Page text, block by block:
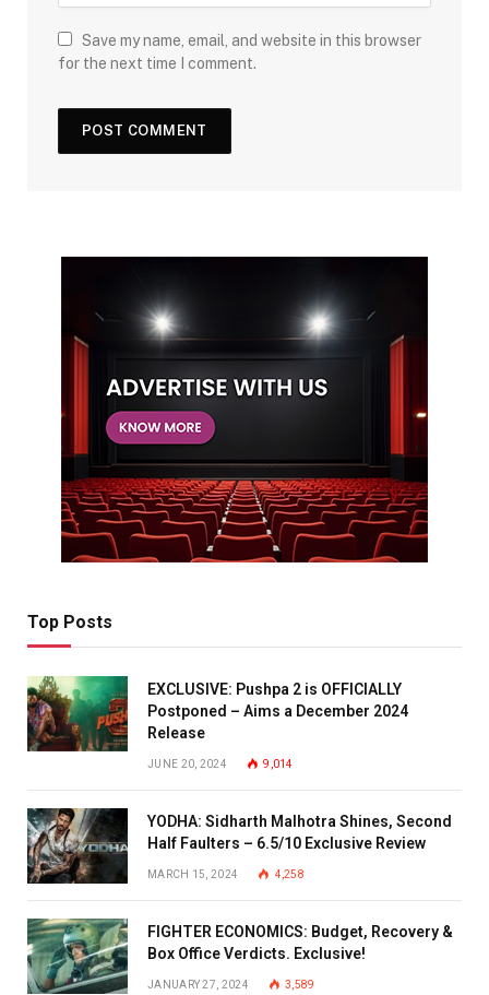
Save my name, email, and website in this browser
for the next time I comment.
Top Posts
EXCLUSIVE: Pushpa 2 is OFFICIALLY
Postponed – Aims a December 2024
Release
JUNE 20, 2024 9,014
YODHA: Sidharth Malhotra Shines, Second
Half Faulters – 6.5/10 Exclusive Review
MARCH 15, 2024 4,258
FIGHTER ECONOMICS: Budget, Recovery &
Box Office Verdicts. Exclusive!
JANUARY 27, 2024 3,589